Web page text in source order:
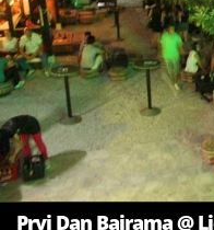
Prvi Dan Bajrama @